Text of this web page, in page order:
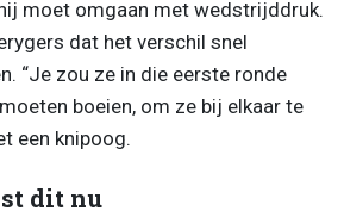
moet omgaan met wedstrijddruk.
dat het verschil snel
“Je zou ze in die eerste ronde
boeien, om ze bij elkaar te
een knipoog.
dit nu